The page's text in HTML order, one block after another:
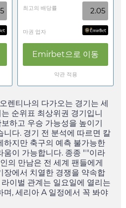
최고의 배당률 2.05
마권 업자
Emirbet으로 이동
약관 적용
렌티나의 다가오는 경기는 세
순위표 최상위권 경기입니
하고 우승 가능성을 높이기
니다. 경기 전 분석에 따르면 칼
하지만 축구의 예측 불가능한
움이 가능합니다. 종종 ""이라
의 만남은 전 세계 팬들에게
장에서 치열한 경쟁을 약속합
이벌 관계는 일요일에 열리는
며, 세리아 A 일정에서 꼭 봐야